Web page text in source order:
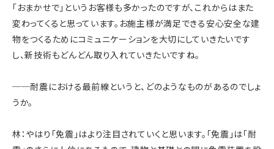
「おまかせで」というお客様も多かったのですが、これからはまた
変わってくると思っています。お施主様が満足できる安心安全な建
物をつくるためにコミュニケーションを大切にしていきたいです
し、新技術もどんどん取り入れていきたいですね。
──耐震における最前線というと、どのようなものがあるのでしょ
うか。
林：やはり「免震」はより注目されていくと思います。「免震」は「耐